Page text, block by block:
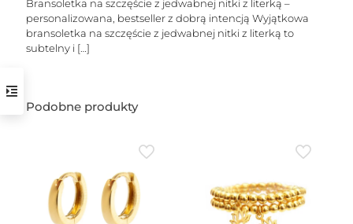
Bransoletka na szczęście z jedwabnej nitki z literką –
personalizowana, bestseller z dobrą intencją Wyjątkowa
bransoletka na szczęście z jedwabnej nitki z literką to
subtelny i […]
Podobne produkty